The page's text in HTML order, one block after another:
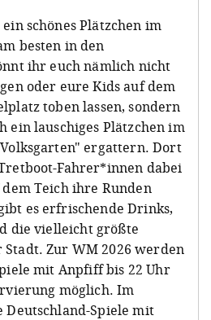
schönes Plätzchen im
besten in den
ihr euch nämlich nicht
oder eure Kids auf dem
toben lassen, sondern
ein lauschiges Plätzchen im
ergattern. Dort
Fahrer*innen dabei
Teich ihre Runden
es erfrischende Drinks,
die vielleicht größte
Stadt. Zur WM 2026 werden
mit Anpfiff bis 22 Uhr
möglich. Im
Deutschland-Spiele mit